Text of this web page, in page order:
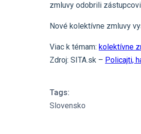
zmluvy odobrili
Nové kolektívne zmluvy
Viac k témam: kolektívne
Zdroj: SITA.sk – Policajti,
Tags:
Slovensko